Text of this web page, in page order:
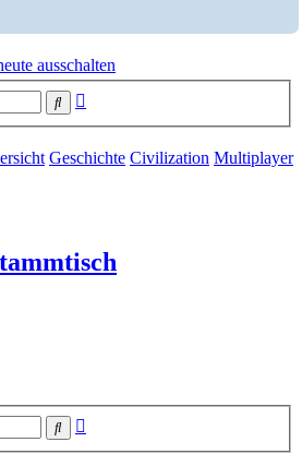
ausschalten
Suche
Geschichte Civilization Multiplayer
Suche